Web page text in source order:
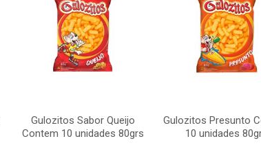
Gulozitos Sabor Queijo
Contem 10 unidades 80grs
Gulozitos Presunto
10 unidades